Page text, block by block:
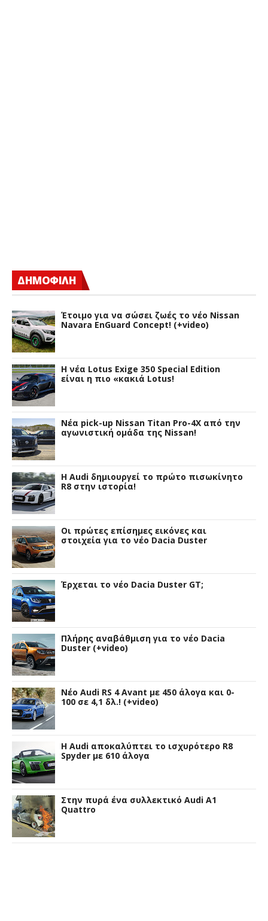
ΔΗΜΟΦΙΛΗ
Έτοιμο για να σώσει ζωές το νέο Nissan
Navara EnGuard Concept! (+video)
H νέα Lotus Exige 350 Special Edition
είναι η πιο «κακιά Lotus!
Νέα pick-up Nissan Titan Pro-4X από την
αγωνιστική ομάδα της Nissan!
Η Audi δημιουργεί το πρώτο πισωκίνητο
R8 στην ιστορία!
Οι πρώτες επίσημες εικόνες και
στοιχεία για το νέο Dacia Duster
Έρχεται το νέο Dacia Duster GT;
Πλήρης αναβάθμιση για το νέο Dacia
Duster (+video)
Νέο Audi RS 4 Avant με 450 άλογα και 0-
100 σε 4,1 δλ.! (+video)
Η Audi αποκαλύπτει το ισχυρότερο R8
Spyder με 610 άλογα
Στην πυρά ένα συλλεκτικό Audi A1
Quattro